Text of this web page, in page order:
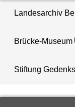
Landesarchiv
Brücke-Museum
Stiftung